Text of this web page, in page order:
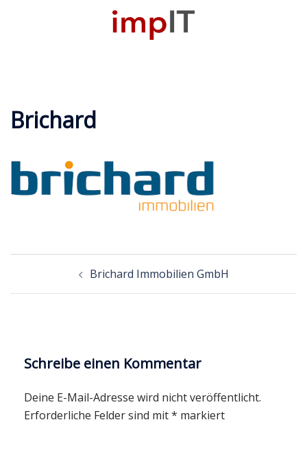
Brichard
Brichard Immobilien GmbH
Schreibe einen Kommentar
Deine E-Mail-Adresse wird nicht veröffentlicht.
Erforderliche Felder sind mit* markiert